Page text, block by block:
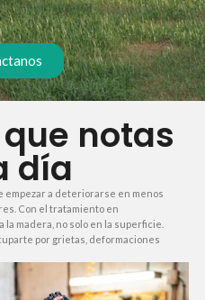
industrial protege la madera
alargando su vida útil hasta 15
y tratamientos superficiales.
notas
día
empezar a deteriorarse en menos
Con el tratamiento en
madera, no solo en la superficie.
por grietas, deformaciones